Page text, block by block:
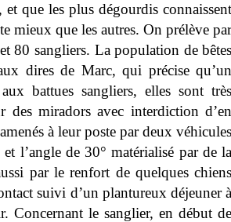
et que les plus dégourdis connaissent
mieux que les autres. On prélève
80 sangliers. La population de bêtes
dires de Marc, qui précise qu’un
battues sangliers, elles sont très
des miradors avec interdiction d’en
à leur poste par deux véhicules
l’angle de 30° matérialisé par de la
par le renfort de quelques chiens
suivi d’un plantureux déjeuner à
Concernant le sanglier, en début de